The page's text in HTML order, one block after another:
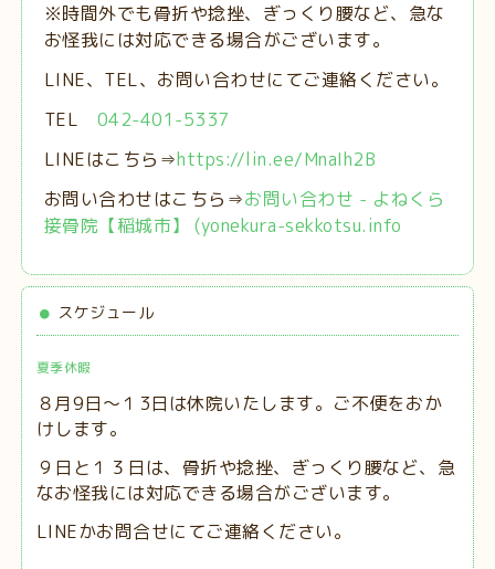
※時間外でも骨折や捻挫、ぎっくり腰など、急な
お怪我には対応できる場合がございます。
LINE、TEL、お問い合わせにてご連絡ください。
TEL 042-401-5337
LINEはこちら⇒https://lin.ee/MnaIh2B
お問い合わせはこちら⇒お問い合わせ - よねくら
接骨院【稲城市】 (yonekura-sekkotsu.info
スケジュール
夏季休暇
８月9日～１3日は休院いたします。ご不便をおか
けします。
９日と１３日は、 骨折や捻挫、ぎっくり腰など、急
なお怪我には対応できる場合がございます。
LINEかお問合せにてご連絡ください。